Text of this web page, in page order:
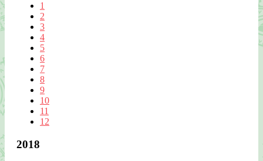
1
2
3
4
5
6
7
8
9
10
11
12
2018